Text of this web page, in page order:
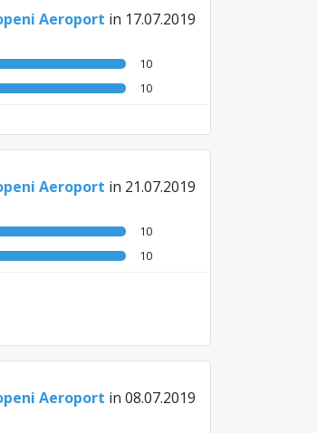
Aeroport in 17.07.2019
10
10
Aeroport in 21.07.2019
10
10
Aeroport in 08.07.2019